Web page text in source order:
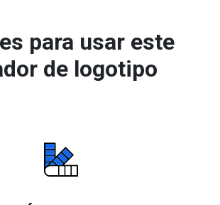
para usar este
de logotipo